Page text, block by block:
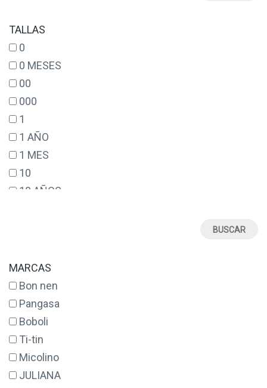
TALLAS
0
0 MESES
00
000
1
1 AÑO
1 MES
10
10 AÑOS
14
14 AÑOS
16
17
18
18 MESES
2
MARCAS
Bon nen
Pangasa
Boboli
Ti-tin
Micolino
JULIANA